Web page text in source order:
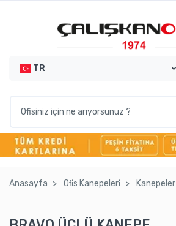
TR
Anasayfa Ofi̇s Kanepeleri̇ Kanepeler